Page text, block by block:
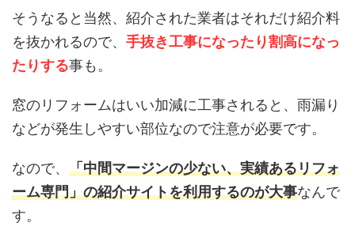
そうなると当然、紹介された業者はそれだけ紹介料
を抜かれるので、 手抜き工事になったり割高になっ
たりする事も。
窓のリフォームはいい加減に工事されると、雨漏り
などが発生しやすい部位なので注意が必要です。
なので、 「中間マージンの少ない、実績あるリフォ
ーム専門」の紹介サイトを利用するのが大事なんで
す。